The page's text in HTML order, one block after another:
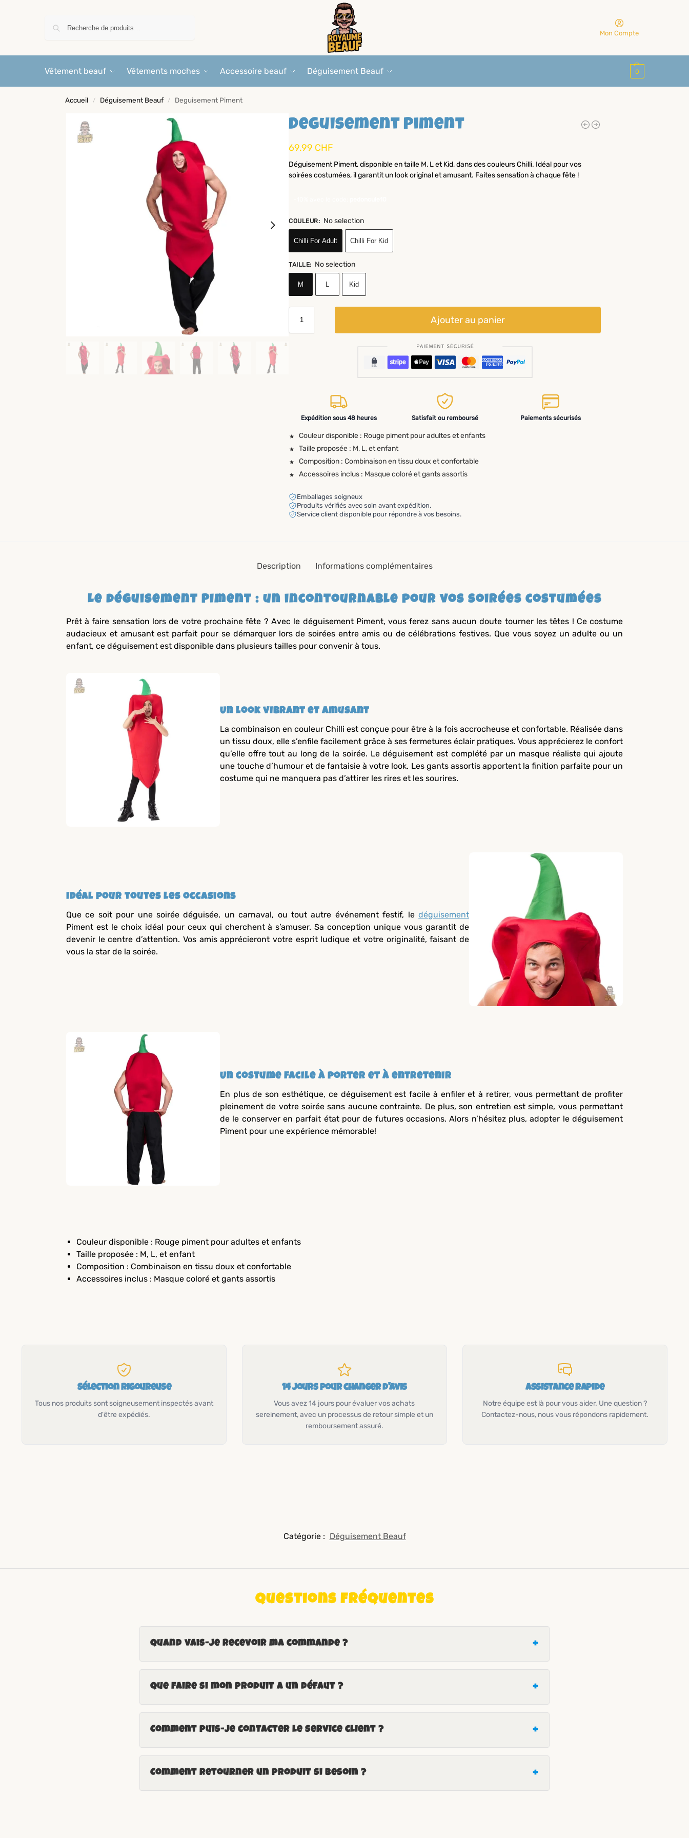
Mon Compte
Vêtement beauf Vêtements moches Accessoire beauf Déguisement Beauf 0
Accueil / Déguisement Beauf / Deguisement Piment
Deguisement Piment
69.99 CHF
Déguisement Piment, disponible en taille M, L et Kid, dans des couleurs Chilli. Idéal pour vos
soirées costumées, il garantit un look original et amusant. Faites sensation à chaque fête !
COULEUR: No selection
Chilli For Adult Chilli For Kid
TAILLE: No selection
M Kid
Ajouter au panier
Expédition sous 48 heures Satisfait ou remboursé Paiements sécurisés
Couleur disponible : Rouge piment pour adultes et enfants
Taille proposée : M, L, et enfant
Composition : Combinaison en tissu doux et confortable
Accessoires inclus : Masque coloré et gants assortis
Emballages soigneux
Produits vérifiés avec soin avant expédition.
Service client disponible pour répondre à vos besoins.
Description Informations complémentaires
Le déguisement Piment : un incontournable pour vos soirées costumées
Prêt à faire sensation lors de votre prochaine fête ? Avec le déguisement Piment, vous ferez sans aucun doute tourner les têtes ! Ce costume
audacieux et amusant est parfait pour se démarquer lors de soirées entre amis ou de célébrations festives. Que vous soyez un adulte ou un
enfant, ce déguisement est disponible dans plusieurs tailles pour convenir à tous.
Un look vibrant et amusant
La combinaison en couleur Chilli est conçue pour être à la fois accrocheuse et confortable. Réalisée dans
un tissu doux, elle s’enfile facilement grâce à ses fermetures éclair pratiques. Vous apprécierez le confort
qu’elle offre tout au long de la soirée. Le déguisement est complété par un masque réaliste qui ajoute
une touche d’humour et de fantaisie à votre look. Les gants assortis apportent la finition parfaite pour un
costume qui ne manquera pas d’attirer les rires et les sourires.
Idéal pour toutes les occasions
Que ce soit pour une soirée déguisée, un carnaval, ou tout autre événement festif, ledéguisement
Piment est le choix idéal pour ceux qui cherchent à s’amuser. Sa conception unique vous garantit de
devenir le centre d’attention. Vos amis apprécieront votre esprit ludique et votre originalité, faisant de
vous la star de la soirée.
Un costume facile à porter et à entretenir
En plus de son esthétique, ce déguisement est facile à enfiler et à retirer, vous permettant de profiter
pleinement de votre soirée sans aucune contrainte. De plus, son entretien est simple, vous permettant
de le conserver en parfait état pour de futures occasions. Alors n’hésitez plus, adopter le déguisement
Piment pour une expérience mémorable!
Couleur disponible : Rouge piment pour adultes et enfants
Taille proposée : M, L, et enfant
Composition : Combinaison en tissu doux et confortable
Accessoires inclus : Masque coloré et gants assortis
Sélection rigoureuse
Tous nos produits sont soigneusement inspectés avant
d'être expédiés.
14 jours pour changer d'avis
Vous avez 14 jours pour évaluer vos achats
sereinement, avec un processus de retour simple et un
remboursement assuré.
Assistance rapide
Notre équipe est là pour vous aider. Une question ?
Contactez-nous, nous vous répondons rapidement.
Catégorie : Déguisement Beauf
Questions fréquentes
Quand vais-je recevoir ma commande ?
Que faire si mon produit a un défaut ?
Comment puis-je contacter le service client ?
Comment retourner un produit si besoin ?